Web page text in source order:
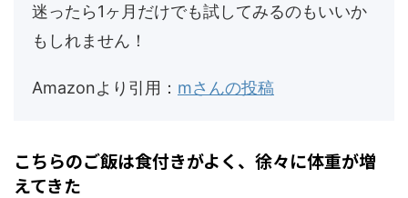
迷ったら1ヶ月だけでも試してみるのもいいか
もしれません！
Amazonより引用： mさんの投稿
こちらのご飯は食付きがよく、徐々に体重が増
えてきた